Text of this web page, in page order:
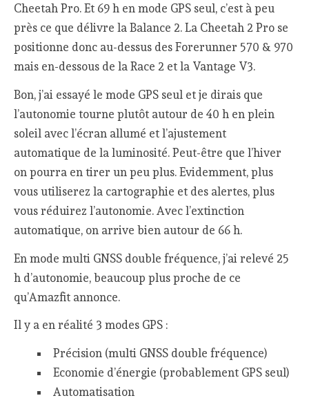
Cheetah Pro. Et 69 h en mode GPS seul, c’est à peu
près ce que délivre la Balance 2. La Cheetah 2 Pro se
positionne donc au-dessus des Forerunner 570 & 970
mais en-dessous de la Race 2 et la Vantage V3.
Bon, j’ai essayé le mode GPS seul et je dirais que
l’autonomie tourne plutôt autour de 40 h en plein
soleil avec l’écran allumé et l’ajustement
automatique de la luminosité. Peut-être que l’hiver
on pourra en tirer un peu plus. Evidemment, plus
vous utiliserez la cartographie et des alertes, plus
vous réduirez l’autonomie. Avec l’extinction
automatique, on arrive bien autour de 66 h.
En mode multi GNSS double fréquence, j’ai relevé 25
h d’autonomie, beaucoup plus proche de ce
qu’Amazfit annonce.
Il y a en réalité 3 modes GPS :
Précision (multi GNSS double fréquence)
Economie d’énergie (probablement GPS seul)
Automatisation